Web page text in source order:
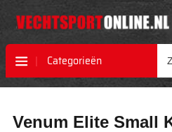
Categorieën
naar
naar
Venum Elite Small